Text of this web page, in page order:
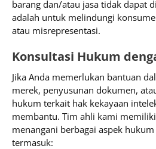
barang dan/atau jasa tidak dapat
adalah untuk melindungi
atau misrepresentasi.
Konsultasi Hukum
Jika Anda memerlukan bantuan
merek, penyusunan dokumen,
hukum terkait hak kekayaan
membantu. Tim ahli kami
menangani berbagai aspek
termasuk: